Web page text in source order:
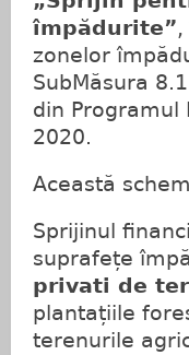
împădurite”
zonelor
SubMăsura
din Programul
2020.
Această
Sprijinul
suprafețe
privati de
plantațiile
terenurile